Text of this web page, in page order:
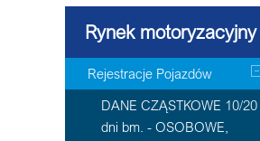
Rynek motoryzacyjny
Rejestracje Pojazdów
DANE CZĄSTKOWE 10/20
dni bm. - OSOBOWE,